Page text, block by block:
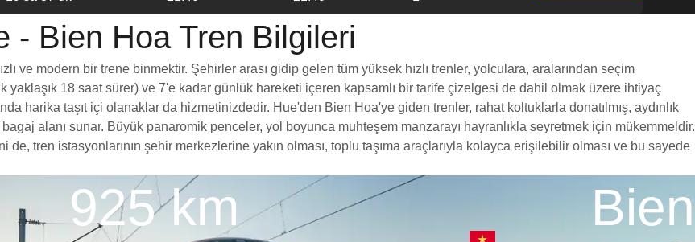
- Bien Hoa Tren Bilgileri
ve modern bir trene binmektir. Şehirler arası gidip gelen tüm yüksek hızlı trenler, yolculara, aralarından seçim
yaklaşık 18 saat sürer) ve 7'e kadar günlük hareketi içeren kapsamlı bir tarife çizelgesi de dahil olmak üzere ihtiyaç
harika taşıt içi olanaklar da hizmetinizdedir. Hue'den Bien Hoa'ye giden trenler, rahat koltuklarla donatılmış, aydınlık
alanı sunar. Büyük panaromik penceler, yol boyunca muhteşem manzarayı hayranlıkla seyretmek için mükemmeldir.
tren istasyonlarının şehir merkezlerine yakın olması, toplu taşıma araçlarıyla kolayca erişilebilir olması ve bu sayede
925 km
Bien